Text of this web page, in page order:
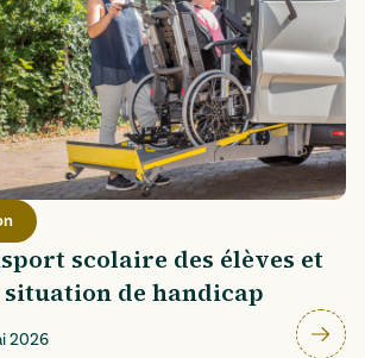
scolaire des élèves et
de handicap
2026